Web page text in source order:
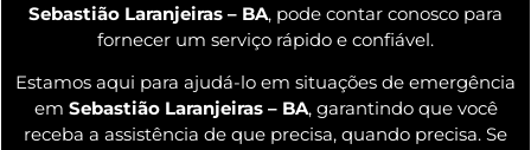
Sebastião Laranjeiras – BA, pode contar conosco para
fornecer um serviço rápido e confiável.
Estamos aqui para ajudá-lo em situações de emergência
em Sebastião Laranjeiras – BA, garantindo que você
receba a assistência de que precisa, quando precisa. Se